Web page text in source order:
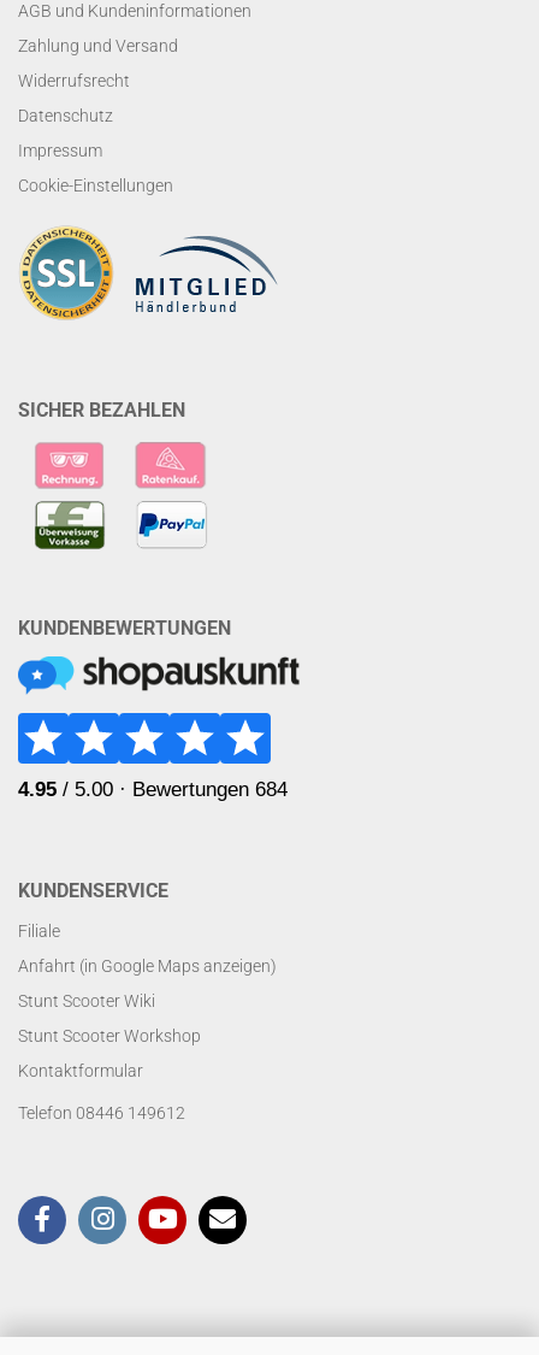
AGB und Kundeninformationen
Zahlung und Versand
Widerrufsrecht
Datenschutz
Impressum
Cookie-Einstellungen
SICHER BEZAHLEN
KUNDENBEWERTUNGEN
KUNDENSERVICE
Filiale
Anfahrt (in Google Maps anzeigen)
Stunt Scooter Wiki
Stunt Scooter Workshop
Kontaktformular
Telefon 08446 149612